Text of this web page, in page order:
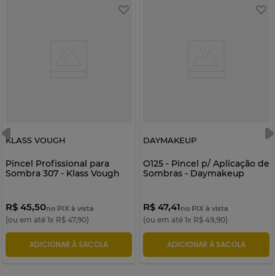
KLASS VOUGH
Pincel Profissional para
Sombra 307 - Klass Vough
R$ 45,50no PIX à vista
(ou em até 1x R$ 47,90)
ADICIONAR À SACOLA
DAYMAKEUP
O125 - Pincel p/ Aplicação de
Sombras - Daymakeup
R$ 47,41no PIX à vista
(ou em até 1x R$ 49,90)
ADICIONAR À SACOLA